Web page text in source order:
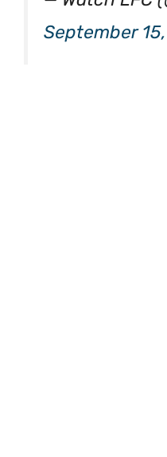
September